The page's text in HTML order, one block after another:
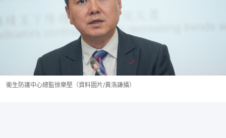
衞生防護中心總監徐樂堅（資料圖片/黃浩謙攝）